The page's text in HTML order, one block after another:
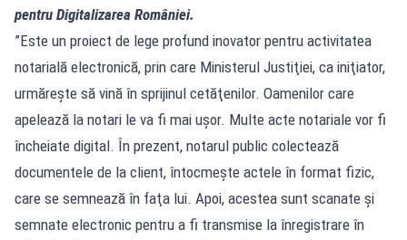
pentru Digitalizarea României.
”Este un proiect de lege profund inovator pentru activitatea
notarială electronică, prin care Ministerul Justiţiei, ca iniţiator,
urmăreşte să vină în sprijinul cetăţenilor. Oamenilor care
apelează la notari le va fi mai uşor. Multe acte notariale vor fi
încheiate digital. În prezent, notarul public colectează
documentele de la client, întocmeşte actele în format fizic,
care se semnează în faţa lui. Apoi, acestea sunt scanate şi
semnate electronic pentru a fi transmise la înregistrare în